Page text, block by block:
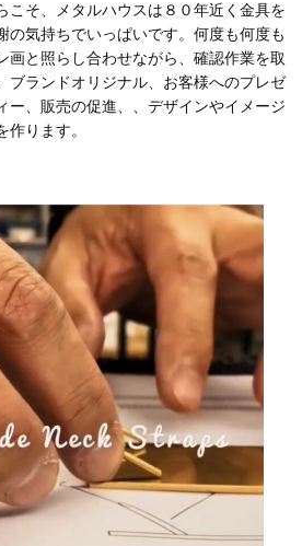
こそ、メタルハウスは８０年近く金具を
の気持ちでいっぱいです。何度も何度も
画と照らし合わせながら、確認作業を取
ブランドオリジナル、お客様へのプレゼ
ー、販売の促進、、デザインやイメージ
ります。